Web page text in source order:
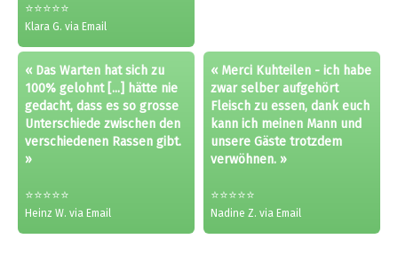
⭐⭐⭐⭐⭐
Klara G. via Email
« Das Warten hat sich zu
100% gelohnt [...] hätte nie
gedacht, dass es so grosse
Unterschiede zwischen den
verschiedenen Rassen gibt.
»
⭐⭐⭐⭐⭐
Heinz W. via Email
« Merci Kuhteilen - ich habe
zwar selber aufgehört
Fleisch zu essen, dank euch
kann ich meinen Mann und
unsere Gäste trotzdem
verwöhnen. »
⭐⭐⭐⭐⭐
Nadine Z. via Email